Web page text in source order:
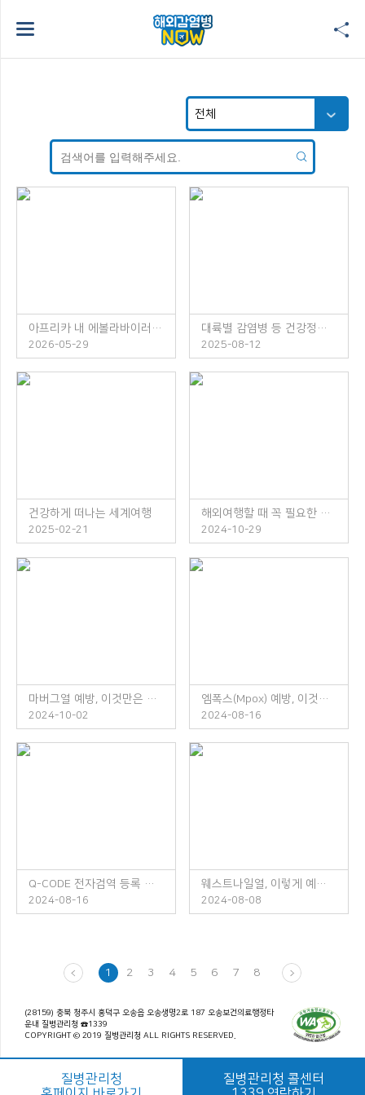
아프리카 내 에볼라바이러스병 발생 주의!
2026-05-29
대륙별 감염병 등 건강정보 소책자 발간 안내
2025-08-12
건강하게 떠나는 세계여행
2025-02-21
해외여행할 때 꼭 필요한 체크리스트
2024-10-29
마버그열 예방, 이것만은 꼭 지켜주세요!
2024-10-02
엠폭스(Mpox) 예방, 이것만은 꼭 지켜주세요!
2024-08-16
Q-CODE 전자검역 등록 안내
2024-08-16
웨스트나일열, 이렇게 예방하세요!
2024-08-08
1 2 3 4 5 6 7 8
(28159) 충북 청주시 흥덕구 오송읍 오송생명2로 187 오송보건의료행정타
운내 질병관리청 ☎1339
COPYRIGHT © 2019 질병관리청 ALL RIGHTS RESERVED.
질병관리청
질병관리청 콜센터